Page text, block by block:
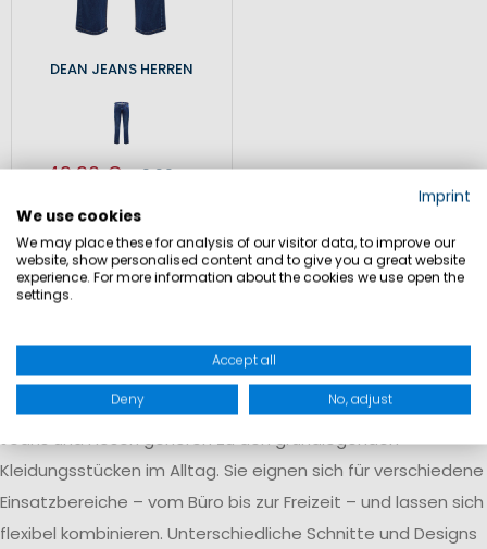
DEAN JEANS HERREN
49,90 € 119,90 €
Versandkosten
Herrenhosen für Alltag und Freizeit
Jeans und Hosen gehören zu den grundlegenden
Kleidungsstücken im Alltag. Sie eignen sich für verschiedene
Einsatzbereiche – vom Büro bis zur Freizeit – und lassen sich
flexibel kombinieren. Unterschiedliche Schnitte und Designs
Imprint
We use cookies
We may place these for analysis of our visitor data, to improve our
website, show personalised content and to give you a great website
experience. For more information about the cookies we use open the
settings.
Accept all
Deny No, adjust